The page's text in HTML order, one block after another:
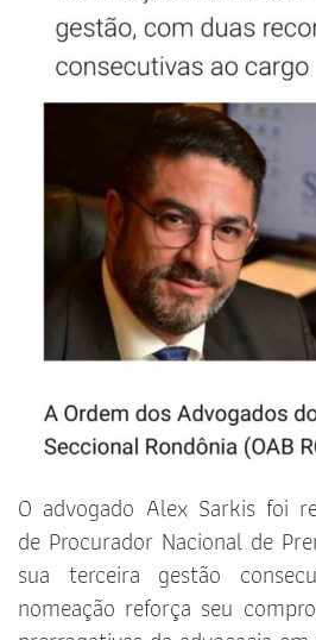
O advogado Alex Sarkis foi
de Procurador Nacional de
sua terceira gestão
nomeação reforça seu